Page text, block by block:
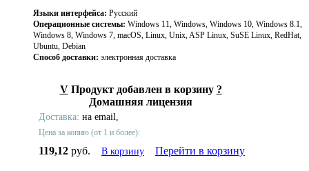
Языки интерфейса: Русский
Операционные системы: Windows 11, Windows, Windows 10, Windows 8.1,
Windows 8, Windows 7, macOS, Linux, Unix, ASP Linux, SuSE Linux, RedHat,
Ubuntu, Debian
Способ доставки: электронная доставка
V Продукт добавлен в корзину ?
Домашняя лицензия
Доставка: на email,
Цена за копию (от 1 и более):
119,12 руб. В корзину Перейти в корзину